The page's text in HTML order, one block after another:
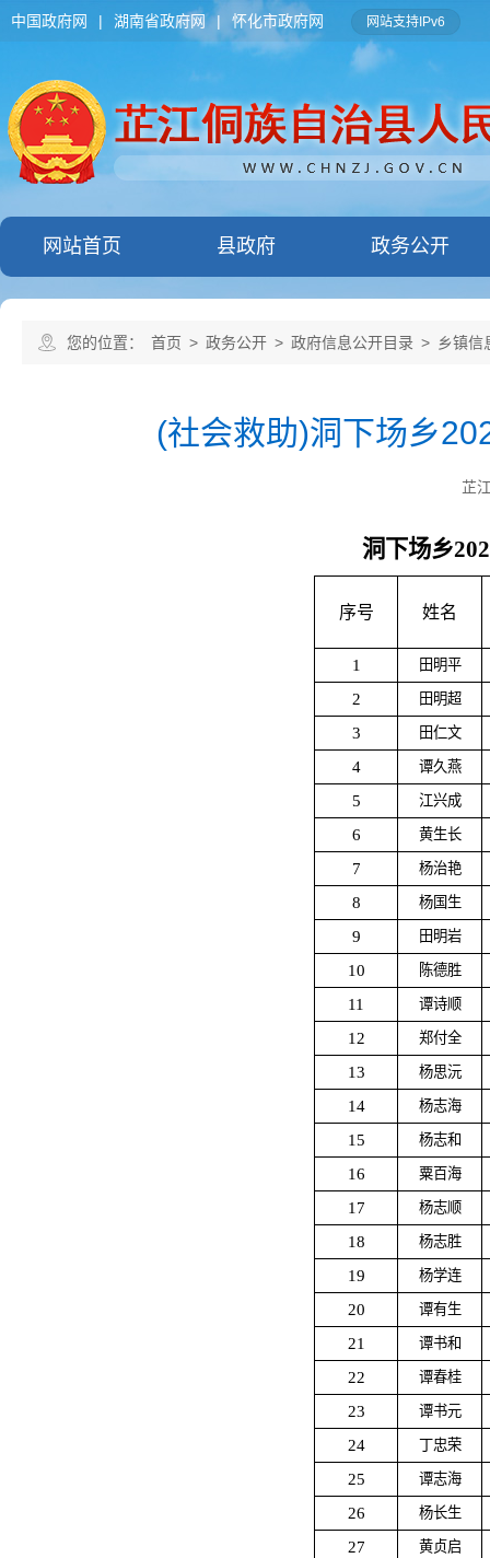
中国政府网 | 湖南省政府网 | 怀化市政府网 网站支持IPv6
网站首页 县政府 政务公开
您的位置： 首页 > 政务公开 > 政府信息公开目录 > 乡镇信
(社会救助)洞下场乡
芷
洞下场乡
序号 姓名
1 田明平
2 田明超
3 田仁文
4 谭久燕
5 江兴成
6 黄生长
7 杨治艳
8 杨国生
9 田明岩
10 陈德胜
11 谭诗顺
12 郑付全
13 杨思沅
14 杨志海
15 杨志和
16 粟百海
17 杨志顺
18 杨志胜
19 杨学连
20 谭有生
21 谭书和
22 谭春桂
23 谭书元
24 丁忠荣
25 谭志海
26 杨长生
27 黄贞启